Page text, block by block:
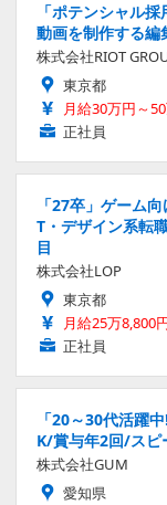
「ポテンシャル
動画を制作する編
株式会社RIOT
東京都
月給30万円～
正社員
「27卒」ゲーム
T・デザイン系転
目
株式会社LOP
東京都
月給25万8,800
正社員
「20～30代活躍
K/賞与年2回/スピ
株式会社GUM
愛知県